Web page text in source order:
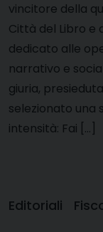
vincitore della
Città del Libro e
dedicato alle
narrativo e
giuria,
selezionato una
intensità: Fai […]
Editoriali